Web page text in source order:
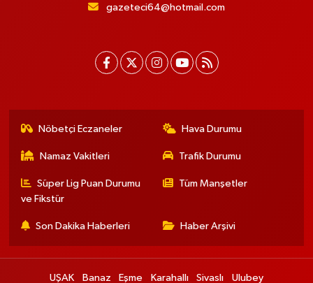
gazeteci64@hotmail.com
Nöbetçi Eczaneler Hava Durumu
Namaz Vakitleri Trafik Durumu
Süper Lig Puan Durumu
ve Fikstür
Tüm Manşetler
Son Dakika Haberleri Haber Arşivi
UŞAK Banaz Eşme Karahallı Sivaslı Ulubey